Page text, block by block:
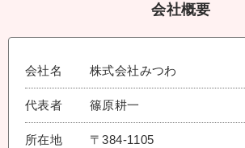
ないので注意が必要です。葬
続・贈与に関するご相談も受
す。詳しくはみつわにお問合せ
会社概要
会社名 株式会社みつわ
代表者 篠原耕一
所在地
〒384-1105